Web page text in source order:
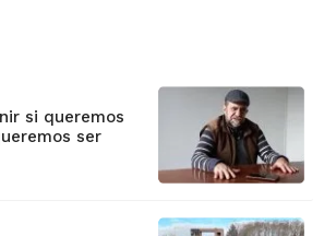
si queremos
ser